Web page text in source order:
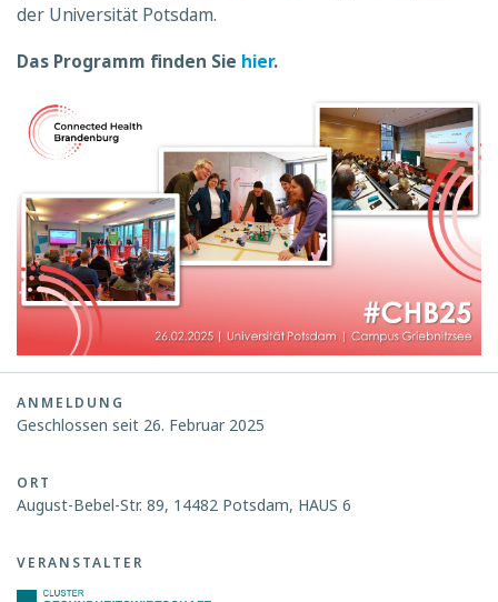
der Universität Potsdam.
Das Programm finden Sie hier.
ANMELDUNG
Geschlossen seit 26. Februar 2025
ORT
August-Bebel-Str. 89, 14482 Potsdam, HAUS 6
VERANSTALTER